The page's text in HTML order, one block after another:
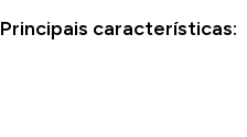
Principais características: